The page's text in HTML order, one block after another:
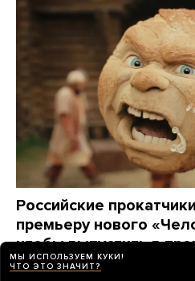
Российские
премьеру нового
чтобы выпустить в
о Колобке
МЫ ИСПОЛЬЗУЕМ КУКИ!
ЧТО ЭТО ЗНАЧИТ?